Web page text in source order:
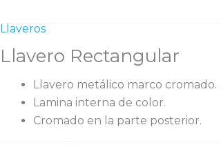
Llaveros
Llavero Rectangular
Llavero metálico marco cromado.
Lamina interna de color.
Cromado en la parte posterior.